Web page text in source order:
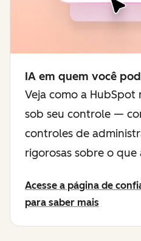
IA em quem você
Veja como a HubSpot
sob seu controle —
controles de
rigorosas sobre o que
Acesse a página de
para saber mais